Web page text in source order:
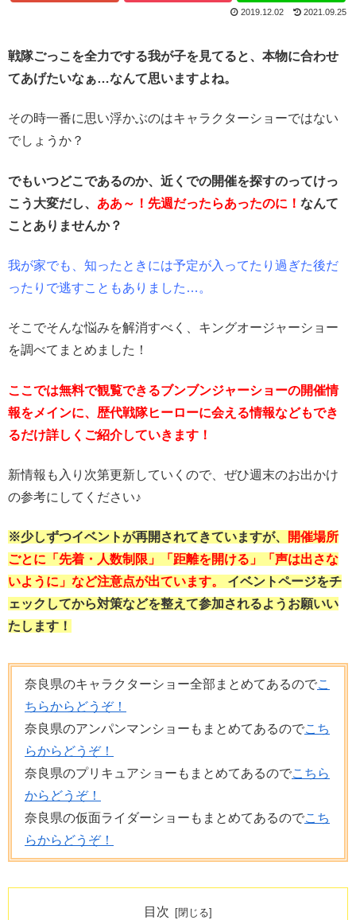
2019.12.02 2021.09.25
戦隊ごっこを全力でする我が子を見てると、本物に合わせ
てあげたいなぁ…なんて思いますよね。
その時一番に思い浮かぶのはキャラクターショーではない
でしょうか？
でもいつどこであるのか、近くでの開催を探すのってけっ
こう大変だし、 ああ～！先週だったらあったのに！ なんて
ことありませんか？
我が家でも、知ったときには予定が入ってたり過ぎた後だ
ったりで逃すこともありました…。
そこでそんな悩みを解消すべく、キングオージャーショー
を調べてまとめました！
ここでは無料で観覧できるブンブンジャーショーの開催情
報をメインに、歴代戦隊ヒーローに会える情報などもでき
るだけ詳しくご紹介していきます！
新情報も入り次第更新していくので、ぜひ週末のお出かけ
の参考にしてください♪
※少しずつイベントが再開されてきていますが、
開催場所
ごとに「先着・人数制限」「距離を開ける」「声は出さな
いように」など注意点が出ています。 イベントページをチ
ェックしてから対策などを整えて参加されるようお願いい
たします！
奈良県のキャラクターショー全部まとめてあるのでこ
ちらからどうぞ！
奈良県のアンパンマンショーもまとめてあるのでこち
らからどうぞ！
奈良県のプリキュアショーもまとめてあるのでこちら
からどうぞ！
奈良県の仮面ライダーショーもまとめてあるのでこち
らからどうぞ！
目次